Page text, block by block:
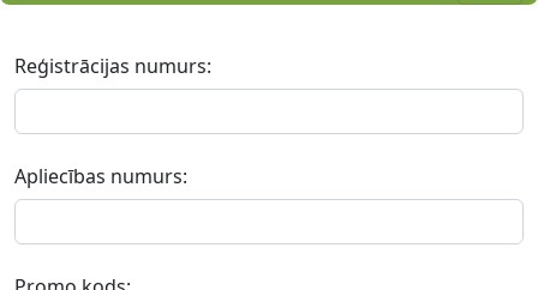
Reģistrācijas numurs:
Apliecības numurs: